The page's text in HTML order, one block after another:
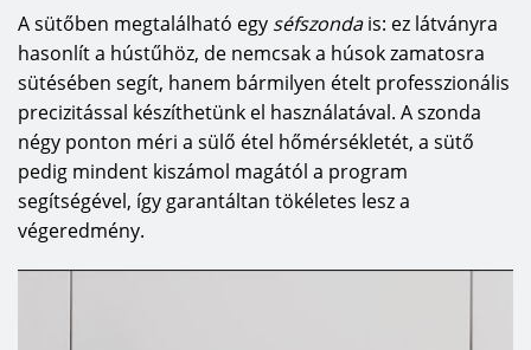
A sütőben megtalálható egy séfszondais: ez látványra
hasonlít a hústűhöz, de nemcsak a húsok zamatosra
sütésében segít, hanem bármilyen ételt professzionális
precizitással készíthetünk el használatával. A szonda
négy ponton méri a sülő étel hőmérsékletét, a sütő
pedig mindent kiszámol magától a program
segítségével, így garantáltan tökéletes lesz a
végeredmény.